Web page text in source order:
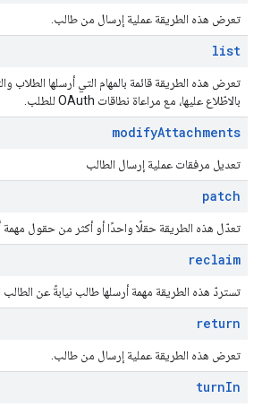
تعرض هذه الطريقة عملية إرسال من طالب.
list
تعرض هذه الطريقة قائمة بالمهام التي أرسلها الطلاب
بالاطّلاع عليها، مع مراعاة نطاقات OAuth للطلب.
modifyAttachments
تعديل مرفقات عملية إرسال الطالب
patch
تعدّل هذه الطريقة حقلًا واحدًا أو أكثر من حقول مهمة
reclaim
تستردّ هذه الطريقة مهمة أرسلها طالب نيابةً عن الطالب
return
تعرض هذه الطريقة عملية إرسال من طالب.
turnIn